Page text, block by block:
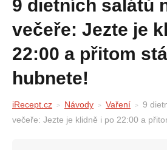
9 dietních salátů namísto
večeře: Jezte je
22:00 a přitom
hubnete!
iRecept.cz Návody Vaření
9
večeře: Jezte je klidně i po 22:00 a